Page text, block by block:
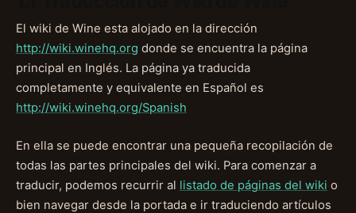
El wiki de Wine esta alojado en la dirección
http://wiki.winehq.org donde se encuentra la página
principal en Inglés. La página ya traducida
completamente y equivalente en Español es
http://wiki.winehq.org/Spanish
En ella se puede encontrar una pequeña recopilación de
todas las partes principales del wiki. Para comenzar a
traducir, podemos recurrir al listado de páginas del wiki o
bien navegar desde la portada e ir traduciendo artículos